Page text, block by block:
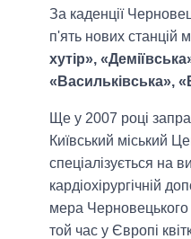
За каденції
п'ять нових станцій
хутір»,
«Васильківська»,
Ще у 2007 році
Київський міський
спеціалізується на
кардіохірургічній
мера Черновецького
той час у Європі